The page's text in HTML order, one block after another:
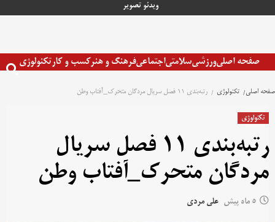
ویدئو تصویر
صفحه اصلیورزشیسلامتیاجتماعیفرهنگ و هنرکسب و کارتکنولوژی
صفحه اصلی تکنولوژی رتبه‌بندی ۱۱ فصل سریال مردگان متحرک_آفتاب وطن
تکنولوژی
رتبه‌بندی ۱۱ فصل سریال
مردگان متحرک_آفتاب وطن
5 ماه پیش علی مردی